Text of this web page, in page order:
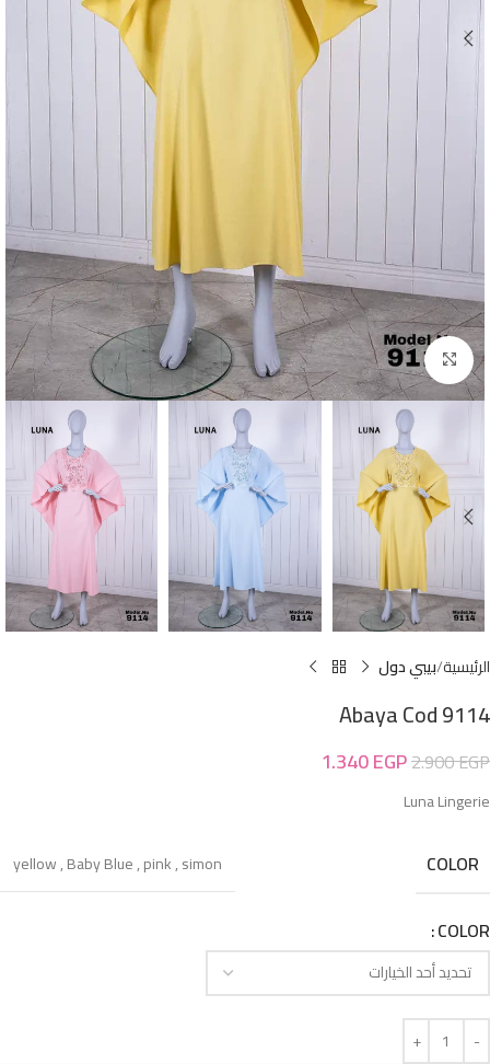
Click to enlarge
الرئيسية بيبي دول
Abaya Cod 9114
2.900EGP
1.340EGP
Luna Lingerie
COLOR
yellow,Baby Blue,pink,simon
COLOR